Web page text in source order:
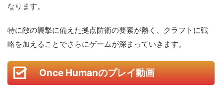
なります。
特に敵の襲撃に備えた拠点防衛の要素が熱く、クラフトに戦
略を加えることでさらにゲームが深まっていきます。
Once Humanのプレイ動画